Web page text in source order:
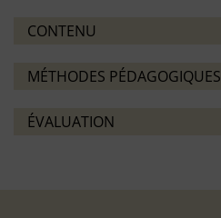
CONTENU
MÉTHODES PÉDAGOGIQUES
ÉVALUATION